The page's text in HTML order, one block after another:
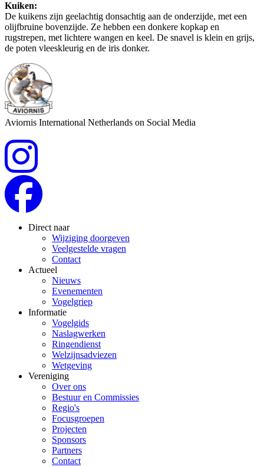
Kuiken:
De kuikens zijn geelachtig donsachtig aan de onderzijde, met een
olijfbruine bovenzijde. Ze hebben een donkere kopkap en
rugstrepen, met lichtere wangen en keel. De snavel is klein en grijs,
de poten vleeskleurig en de iris donker.
Aviornis International Netherlands on Social Media
Direct naar
Wijziging doorgeven
Veelgestelde vragen
Contact
Actueel
Nieuws
Evenementen
Vogelgriep
Informatie
Vogelgids
Naslagwerken
Ringendienst
Welzijnsadviezen
Wetgeving
Vereniging
Over ons
Bestuur en Commissies
Regio's
Focusgroepen
Projecten
Sponsors
Partners
Contact